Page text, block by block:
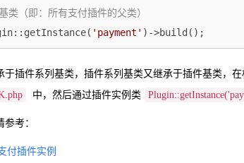
（即：所有支付插件的父类）
'payment' )->build();
于插件系列基类，插件系列基类又继承于插件基类，
中，然后通过插件实例类
考：
付插件实例